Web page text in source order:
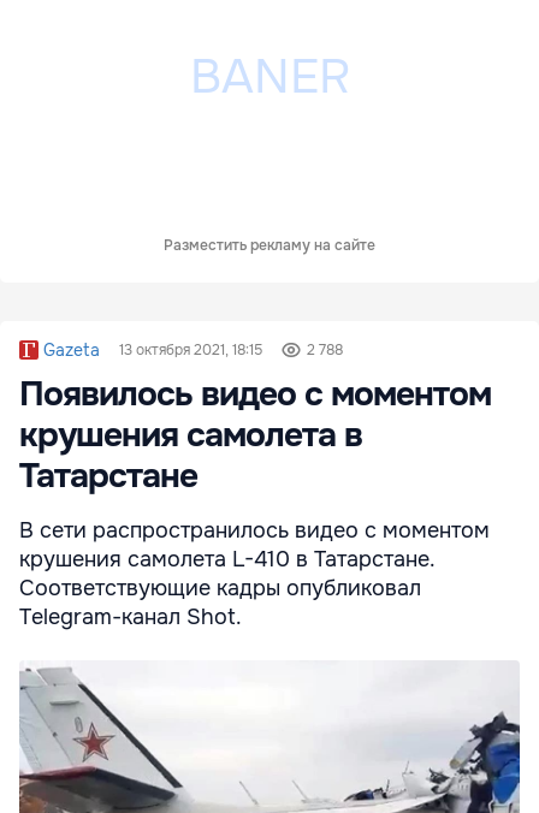
Разместить рекламу на сайте
Gazeta 13 октября 2021, 18:15 2 788
Появилось видео с моментом
крушения самолета в
Татарстане
В сети распространилось видео с моментом
крушения самолета L-410 в Татарстане.
Соответствующие кадры опубликовал
Telegram-канал Shot.